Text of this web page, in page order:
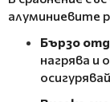
алуминиевите
Бързо
нагрява и